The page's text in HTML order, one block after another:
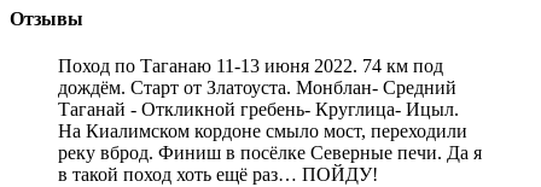
Отзывы
Поход по Таганаю 11-13 июня 2022. 74 км под
дождём. Старт от Златоуста. Монблан- Средний
Таганай - Откликной гребень- Круглица- Ицыл.
На Киалимском кордоне смыло мост, переходили
реку вброд. Финиш в посёлке Северные печи. Да я
в такой поход хоть ещё раз… ПОЙДУ!